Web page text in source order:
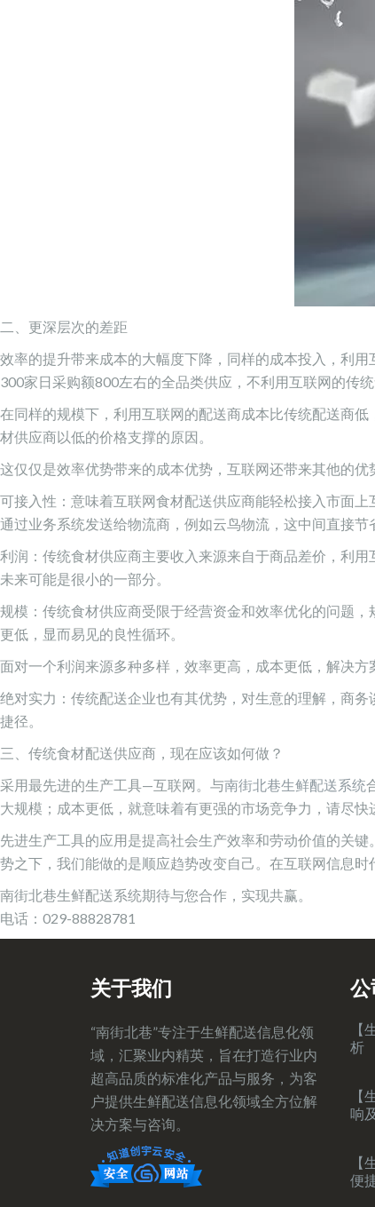
二、更深层次的差距
效率的提升带来成本的大幅度下降，同样的成本投入，利
300家日采购额800左右的全品类供应，不利用互联网的传
在同样的规模下，利用互联网的配送商成本比传统配送商
材供应商以低的价格支撑的原因。
这仅仅是效率优势带来的成本优势，互联网还带来其他的
可接入性：意味着互联网食材配送供应商能轻松接入市面
通过业务系统发送给物流商，例如云鸟物流，这中间直接节
利润：传统食材供应商主要收入来源来自于商品差价，利
未来可能是很小的一部分。
规模：传统食材供应商受限于经营资金和效率优化的问题
更低，显而易见的良性循环。
面对一个利润来源多种多样，效率更高，成本更低，解决
绝对实力：传统配送企业也有其优势，对生意的理解，商
捷径。
三、传统食材配送供应商，现在应该如何做？
采用最先进的生产工具—互联网。与南街北巷生鲜配送系统
大规模；成本更低，就意味着有更强的市场竞争力，请尽快
先进生产工具的应用是提高社会生产效率和劳动价值的关
势之下，我们能做的是顺应趋势改变自己。在互联网信息时
南街北巷生鲜配送系统期待与您合作，实现共赢。
电话：029-88828781
关于我们
“南街北巷”专注于生鲜配送信息化领
域，汇聚业内精英，旨在打造行业内
超高品质的标准化产品与服务，为客
户提供生鲜配送信息化领域全方位解
决方案与咨询。
【
析
【
响
【
便